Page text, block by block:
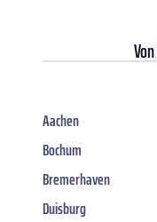
Von
Aachen
Bochum
Bremerhaven
Duisburg